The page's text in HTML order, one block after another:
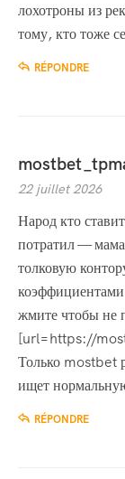
лохотроны из
тому, кто тоже
RÉPONDRE
22 juillet 2026
Народ кто
потратил —
толковую
жмите чтобы не
[url=https://
Только mostbet
ищет
RÉPONDRE